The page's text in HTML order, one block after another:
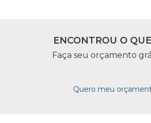
ENCONTROU O
Faça seu orçamento
Quero meu